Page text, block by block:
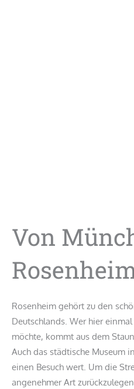
Von
Rosenheim gehört zu den
Deutschlands. Wer hier
möchte, kommt aus dem
Auch das städtische Museum
einen Besuch wert. Um die
angenehmer Art